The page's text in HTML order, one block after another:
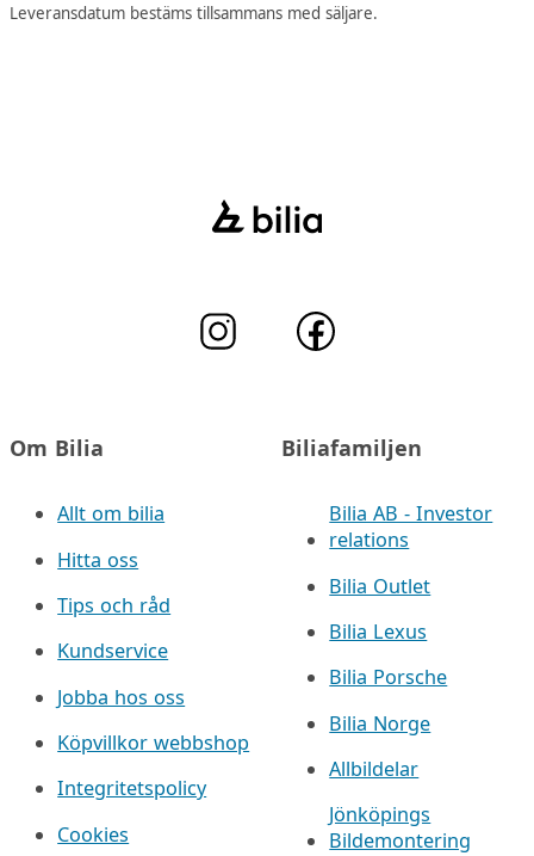
Leveransdatum bestäms tillsammans med säljare.
Om Bilia
Allt om bilia
Hitta oss
Tips och råd
Kundservice
Jobba hos oss
Köpvillkor webbshop
Integritetspolicy
Cookies
Biliafamiljen
Bilia AB - Investor
relations
Bilia Outlet
Bilia Lexus
Bilia Porsche
Bilia Norge
Allbildelar
Jönköpings
Bildemontering